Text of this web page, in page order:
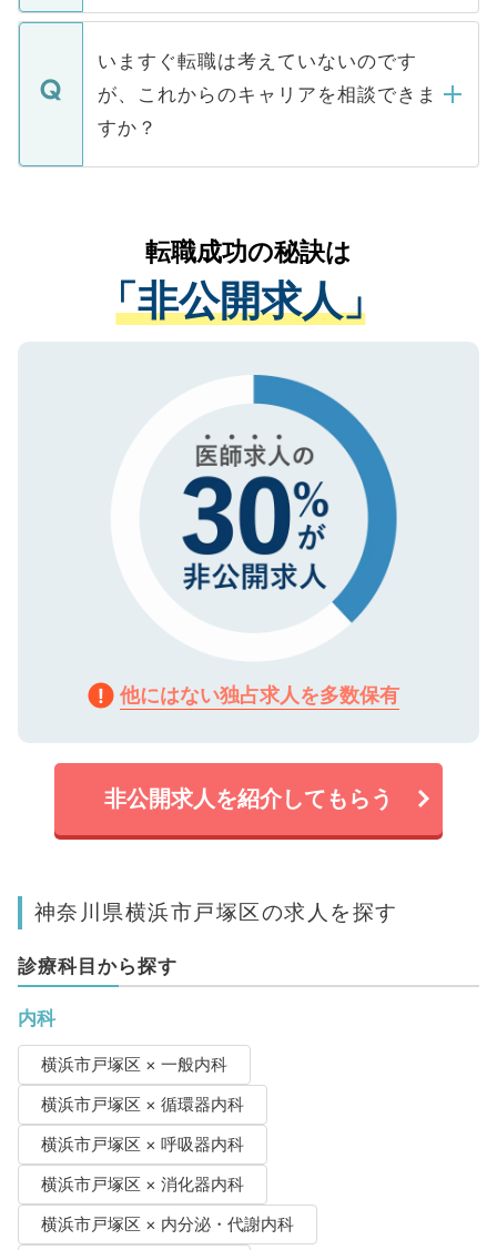
関を公にしてしまうと、応募が殺到する場
に、医療機関が求める条件に合った人材の
みを人材紹介会社に依頼するケースが増え
ています。
定を承諾する必要はありません。内定先へ
の辞退の連絡はキャリアパートナーが行い
ますので、ご安心ください。
個人情報が漏えいすることはありませんの
で、ご安心ください。当サイトからの登録
などで収集したご登録者様の個人情報は、
ご本人のキャリアアップおよび転職活動の
支援を目的に使用いたします。お預かりし
ているすべての個人データはご本人の許可
は、個人情報の取り扱いについての厳密な
管理基準を満たした事業者のみに付与され
る、プライバシーマークを取得済みです。
ご登録いただいた個人情報は、SSL（デー
で、機密保持に関してもご安心ください。
いますぐ転職は考えていないのです
が、これからのキャリアを相談できま
すか？
かがいして、現在の医療機関の状況や紹介
経験をまじえながら、適切なアドバイスを
させていただきます。すぐにご転職をされ
ない方には、長期的なサポートが可能です
ので、まずはご登録ください。
転職成功の秘訣は
「非公開求人」
他にはない独占求人を多数保有
非公開求人を紹介してもらう
神奈川県横浜市戸塚区の求人を探す
診療科目から探す
内科
横浜市戸塚区 × 一般内科
横浜市戸塚区 × 循環器内科
横浜市戸塚区 × 呼吸器内科
横浜市戸塚区 × 消化器内科
横浜市戸塚区 × 内分泌・代謝内科